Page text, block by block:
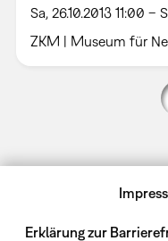
Sa, 26.10.2013 11:00 –
ZKM | Museum für
Erklärung zur